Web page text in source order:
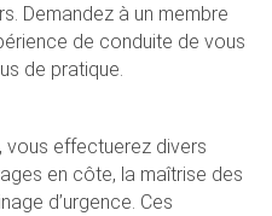
Demandez à un membre
de conduite de vous
de pratique.
vous effectuerez divers
en côte, la maîtrise des
d’urgence. Ces